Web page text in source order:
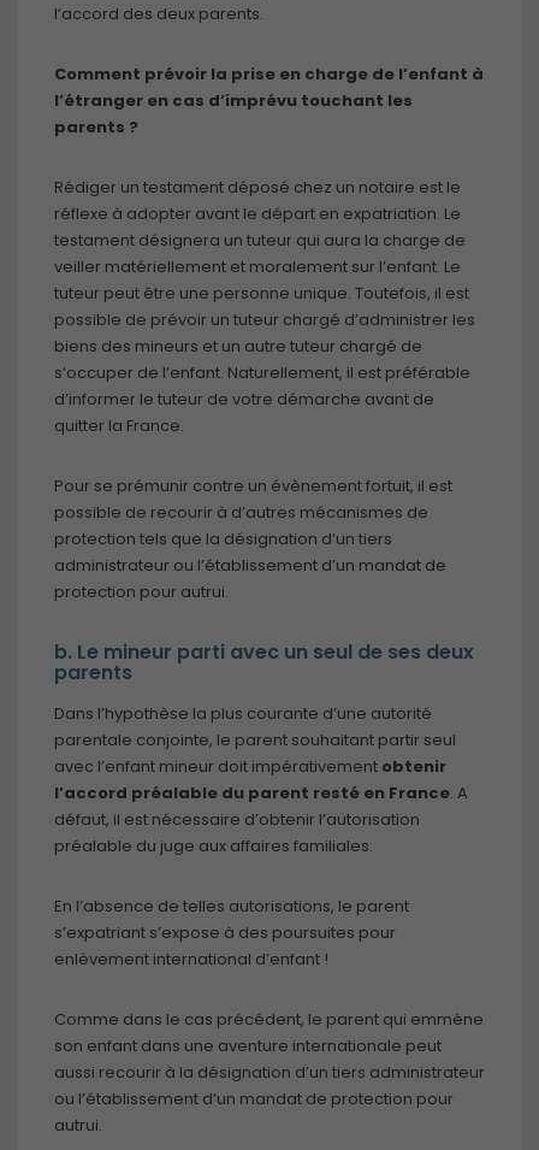
l’accord des deux parents.
Comment prévoir la prise en charge de l’enfant à
l’étranger en cas d’imprévu touchant les
parents ?
Rédiger un testament déposé chez un notaire est le
réflexe à adopter avant le départ en expatriation. Le
testament désignera un tuteur qui aura la charge de
veiller matériellement et moralement sur l’enfant. Le
tuteur peut être une personne unique. Toutefois, il est
possible de prévoir un tuteur chargé d’administrer les
biens des mineurs et un autre tuteur chargé de
s’occuper de l’enfant. Naturellement, il est préférable
d’informer le tuteur de votre démarche avant de
quitter la France.
Pour se prémunir contre un évènement fortuit, il est
possible de recourir à d’autres mécanismes de
protection tels que la désignation d’un tiers
administrateur ou l’établissement d’un mandat de
protection pour autrui.
b. Le mineur parti avec un seul de ses deux
parents
Dans l’hypothèse la plus courante d’une autorité
parentale conjointe, le parent souhaitant partir seul
avec l’enfant mineur doit impérativement obtenir
l’accord préalable du parent resté en France. A
défaut, il est nécessaire d’obtenir l’autorisation
préalable du juge aux affaires familiales.
En l’absence de telles autorisations, le parent
s’expatriant s’expose à des poursuites pour
enlèvement international d’enfant !
Comme dans le cas précédent, le parent qui emmène
son enfant dans une aventure internationale peut
aussi recourir à la désignation d’un tiers administrateur
ou l’établissement d’un mandat de protection pour
autrui.